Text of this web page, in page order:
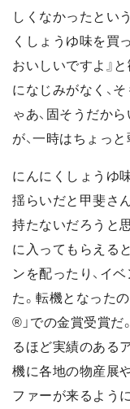
しくなかったとい
くしょうゆ味を買
おいしいですよ』
になじみがなく、
ゃあ、固そうだか
が、一時はちょっ
にんにくしょうゆ
揺らいだと甲斐さ
持たないだろうと
に入ってもらえる
ンを配ったり、イ
た。転機となった
®」での金賞受賞だ
るほど実績のある
機に各地の物産展
ファーが来るよう